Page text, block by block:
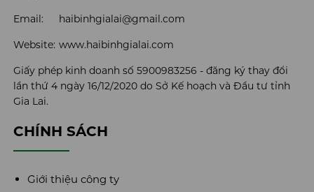
Email: haibinhgialai@gmail.com
Website: www.haibinhgialai.com
Giấy phép kinh doanh số 5900983256 - đăng ký thay đổi
lần thứ 4 ngày 16/12/2020 do Sở Kế hoạch và Đầu tư tỉnh
Gia Lai.
CHÍNH SÁCH
Giới thiệu công ty